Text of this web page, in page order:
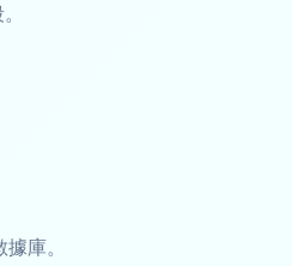
庫。